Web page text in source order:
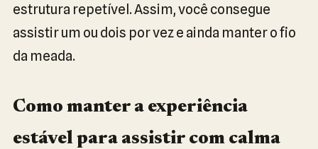
estrutura repetível. Assim, você consegue
assistir um ou dois por vez e ainda manter o fio
da meada.
Como manter a experiência
estável para assistir com calma